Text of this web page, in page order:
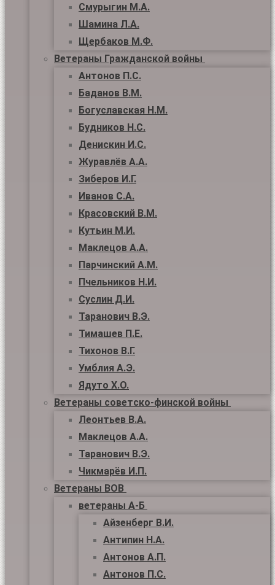
Смурыгин М.А.
Шамина Л.А.
Щербаков М.Ф.
Ветераны Гражданской войны
Антонов П.С.
Баданов В.М.
Богуславская Н.М.
Будников Н.С.
Денискин И.С.
Журавлёв А.А.
Зиберов И.Г.
Иванов С.А.
Красовский В.М.
Кутьин М.И.
Маклецов А.А.
Парчинский А.М.
Пчельников Н.И.
Суслин Д.И.
Таранович В.Э.
Тимашев П.Е.
Тихонов В.Г.
Умблия А.Э.
Ядуто Х.О.
Ветераны советско-финской войны
Леонтьев В.А.
Маклецов А.А.
Таранович В.Э.
Чикмарёв И.П.
Ветераны ВОВ
ветераны А-Б
Айзенберг В.И.
Антипин Н.А.
Антонов А.П.
Антонов П.С.